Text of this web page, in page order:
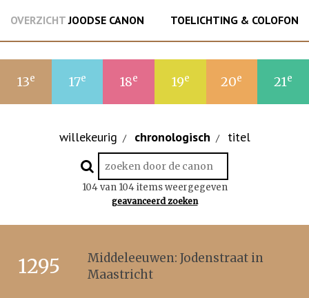
OVERZICHTJOODSE CANON TOELICHTING & COLOFON
13e 17e 18e 19e 20e 21e
willekeurig / chronologisch / titel
104 van 104 items weergegeven
geavanceerd zoeken
1295
Middeleeuwen: Jodenstraat in
Maastricht